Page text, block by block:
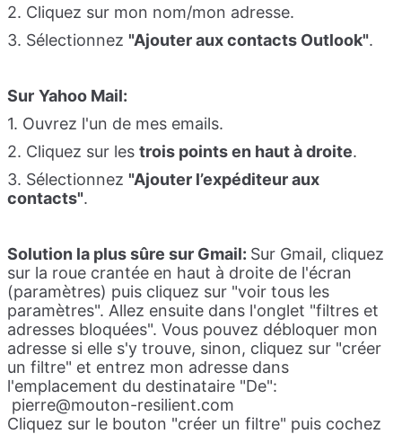
2. Cliquez sur mon nom/mon adresse.
3. Sélectionnez "Ajouter aux contacts Outlook".
Sur Yahoo Mail:
1. Ouvrez l'un de mes emails.
2. Cliquez sur les trois points en haut à droite.
3. Sélectionnez "Ajouter l’expéditeur aux
contacts".
Solution la plus sûre sur Gmail: Sur Gmail, cliquez
sur la roue crantée en haut à droite de l'écran
(paramètres) puis cliquez sur "voir tous les
paramètres". Allez ensuite dans l'onglet "filtres et
adresses bloquées". Vous pouvez débloquer mon
adresse si elle s'y trouve, sinon, cliquez sur "créer
un filtre" et entrez mon adresse dans
l'emplacement du destinataire "De":
pierre@mouton-resilient.com
Cliquez sur le bouton "créer un filtre" puis cochez